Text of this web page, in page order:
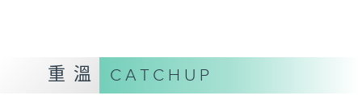
J. S. 巴赫
C小調第五無伴奏大提琴組曲，BWV1011
Tugan Sokhiev (conductor)
MENDELSSOHN
重溫 CATCHUP